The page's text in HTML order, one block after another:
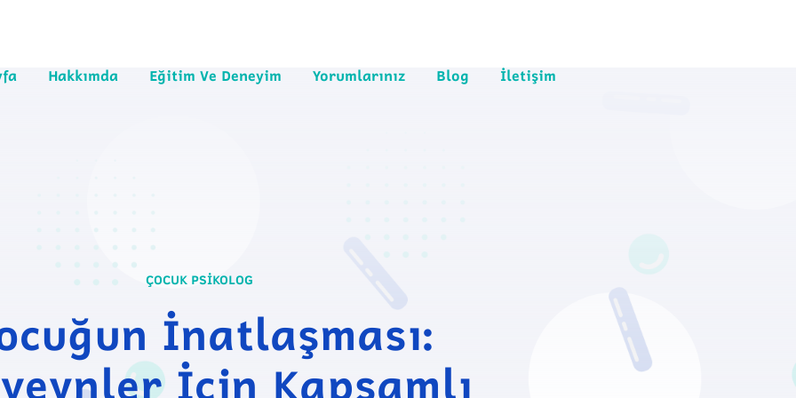
Hakkımda Eğitim Ve Deneyim Yorumlarınız Blog İletişim
ÇOCUK PSIKOLOG
İnatlaşması:
İçin Kapsamlı